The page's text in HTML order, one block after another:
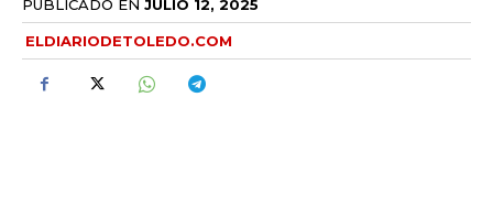
PUBLICADO EN JULIO 12, 2025
ELDIARIODETOLEDO.COM